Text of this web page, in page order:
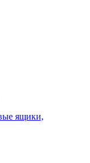
ящики,